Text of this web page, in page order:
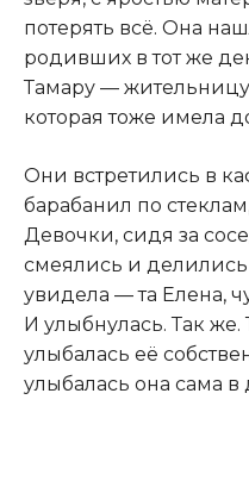
потерять всё. Она
родивших в тот же
Тамару —
которая тоже имела
Они встретились в
барабанил по
Девочки, сидя за
смеялись и
увидела — та Елена,
И улыбнулась. Так же.
улыбалась её
улыбалась она сама в